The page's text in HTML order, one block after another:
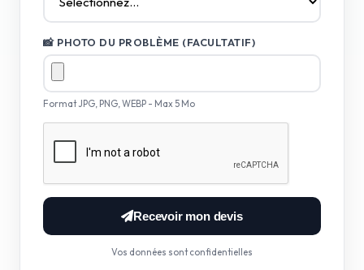
📸 PHOTO DU PROBLÈME (FACULTATIF)
Format JPG, PNG, WEBP - Max 5 Mo
Recevoir mon devis
Vos données sont confidentielles